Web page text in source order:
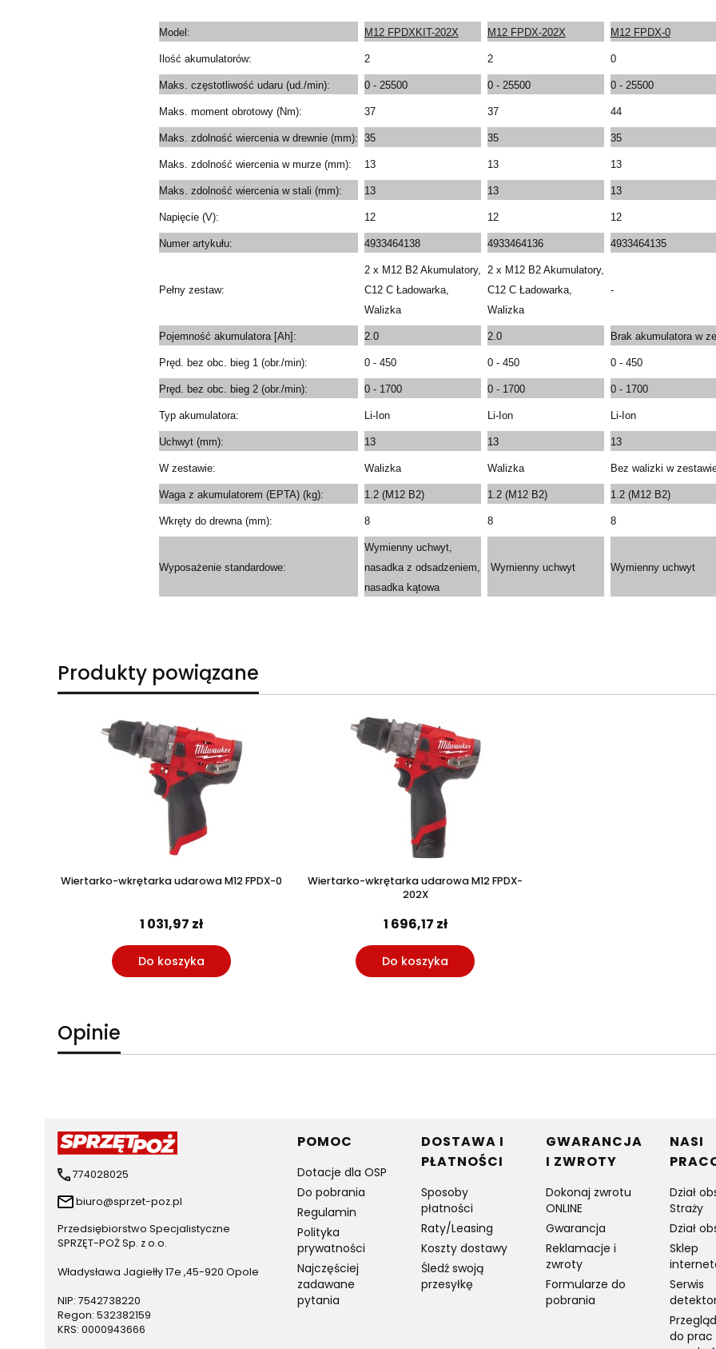
Model: M12 FPDXKIT-202X M12 FPDX-202X M12 FPDX-0
Ilość akumulatorów: 2 2 0
Maks. częstotliwość udaru (ud./min): 0 - 25500 0 - 25500 0 - 25500
Maks. moment obrotowy (Nm): 37 37 44
Maks. zdolność wiercenia w drewnie (mm): 35 35 35
Maks. zdolność wiercenia w murze (mm): 13 13 13
Maks. zdolność wiercenia w stali (mm): 13 13 13
Napięcie (V): 12 12 12
Numer artykułu: 4933464138 4933464136 4933464135
Pełny zestaw:
2 x M12 B2 Akumulatory,
C12 C Ładowarka,
Walizka
2 x M12 B2 Akumulatory,
C12 C Ładowarka,
Walizka
-
Pojemność akumulatora [Ah]: 2.0 2.0 Brak akumulatora w
Pręd. bez obc. bieg 1 (obr./min): 0 - 450 0 - 450 0 - 450
Pręd. bez obc. bieg 2 (obr./min): 0 - 1700 0 - 1700 0 - 1700
Typ akumulatora: Li-Ion Li-Ion Li-Ion
Uchwyt (mm): 13 13 13
W zestawie: Walizka Walizka Bez walizki w
Waga z akumulatorem (EPTA) (kg): 1.2 (M12 B2) 1.2 (M12 B2) 1.2 (M12 B2)
Wkręty do drewna (mm): 8 8 8
Wyposażenie standardowe:
Wymienny uchwyt,
nasadka z odsadzeniem,
nasadka kątowa
Wymienny uchwyt Wymienny uchwyt
Produkty powiązane
Wiertarko-wkrętarka udarowa M12 FPDX-0
1 031,97 zł
Do koszyka
Wiertarko-wkrętarka udarowa M12 FPDX-
202X
1 696,17 zł
Do koszyka
Opinie
774028025
biuro@sprzet-poz.pl
Przedsiębiorstwo Specjalistyczne
SPRZĘT-POŻ Sp. z o.o.
Władysława Jagiełły 17e ,45-920 Opole
NIP: 7542738220
Regon: 532382159
KRS: 0000943666
Linki w stopce
POMOC
Dotacje dla OSP
Do pobrania
Regulamin
Polityka
prywatności
Najczęściej
zadawane
pytania
DOSTAWA I
PŁATNOŚCI
Sposoby
płatności
Raty/Leasing
Koszty dostawy
Śledź swoją
przesyłkę
GWARANCJA
I ZWROTY
Dokonaj zwrotu
ONLINE
Gwarancja
Reklamacje i
zwroty
Formularze do
pobrania
NASI
Dział
Straży
Dział
Sklep
Serwis
do prac